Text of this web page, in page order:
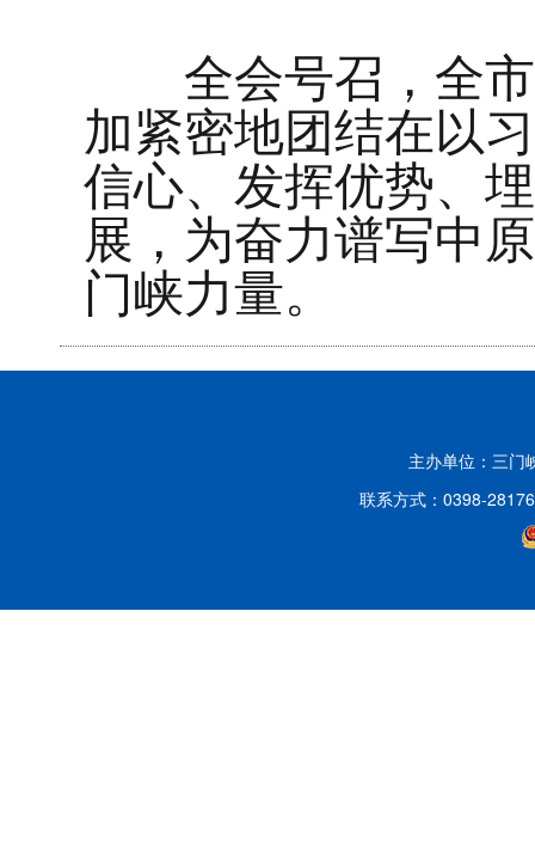
全会号召，全市
加紧密地团结在以
信心、发挥优势、
展，为奋力谱写中
门峡力量。
主办单位：三
联系方式：0398-